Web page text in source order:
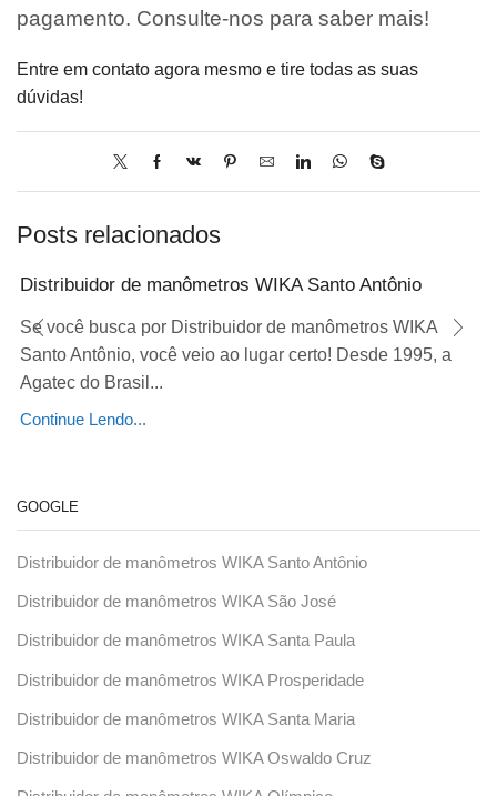
pagamento. Consulte-nos para saber mais!
Entre em contato agora mesmo e tire todas as suas
dúvidas!
Posts relacionados
Distribuidor de manômetros WIKA Santo Antônio
Se você busca por Distribuidor de manômetros WIKA
Santo Antônio, você veio ao lugar certo! Desde 1995, a
Agatec do Brasil...
Continue Lendo...
GOOGLE
Distribuidor de manômetros WIKA Santo Antônio
Distribuidor de manômetros WIKA São José
Distribuidor de manômetros WIKA Santa Paula
Distribuidor de manômetros WIKA Prosperidade
Distribuidor de manômetros WIKA Santa Maria
Distribuidor de manômetros WIKA Oswaldo Cruz